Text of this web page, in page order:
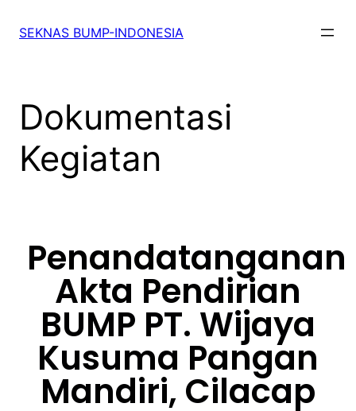
SEKNAS BUMP-INDONESIA
Dokumentasi
Kegiatan
Penandatanganan
Akta Pendirian
BUMP PT. Wijaya
Kusuma Pangan
Mandiri, Cilacap